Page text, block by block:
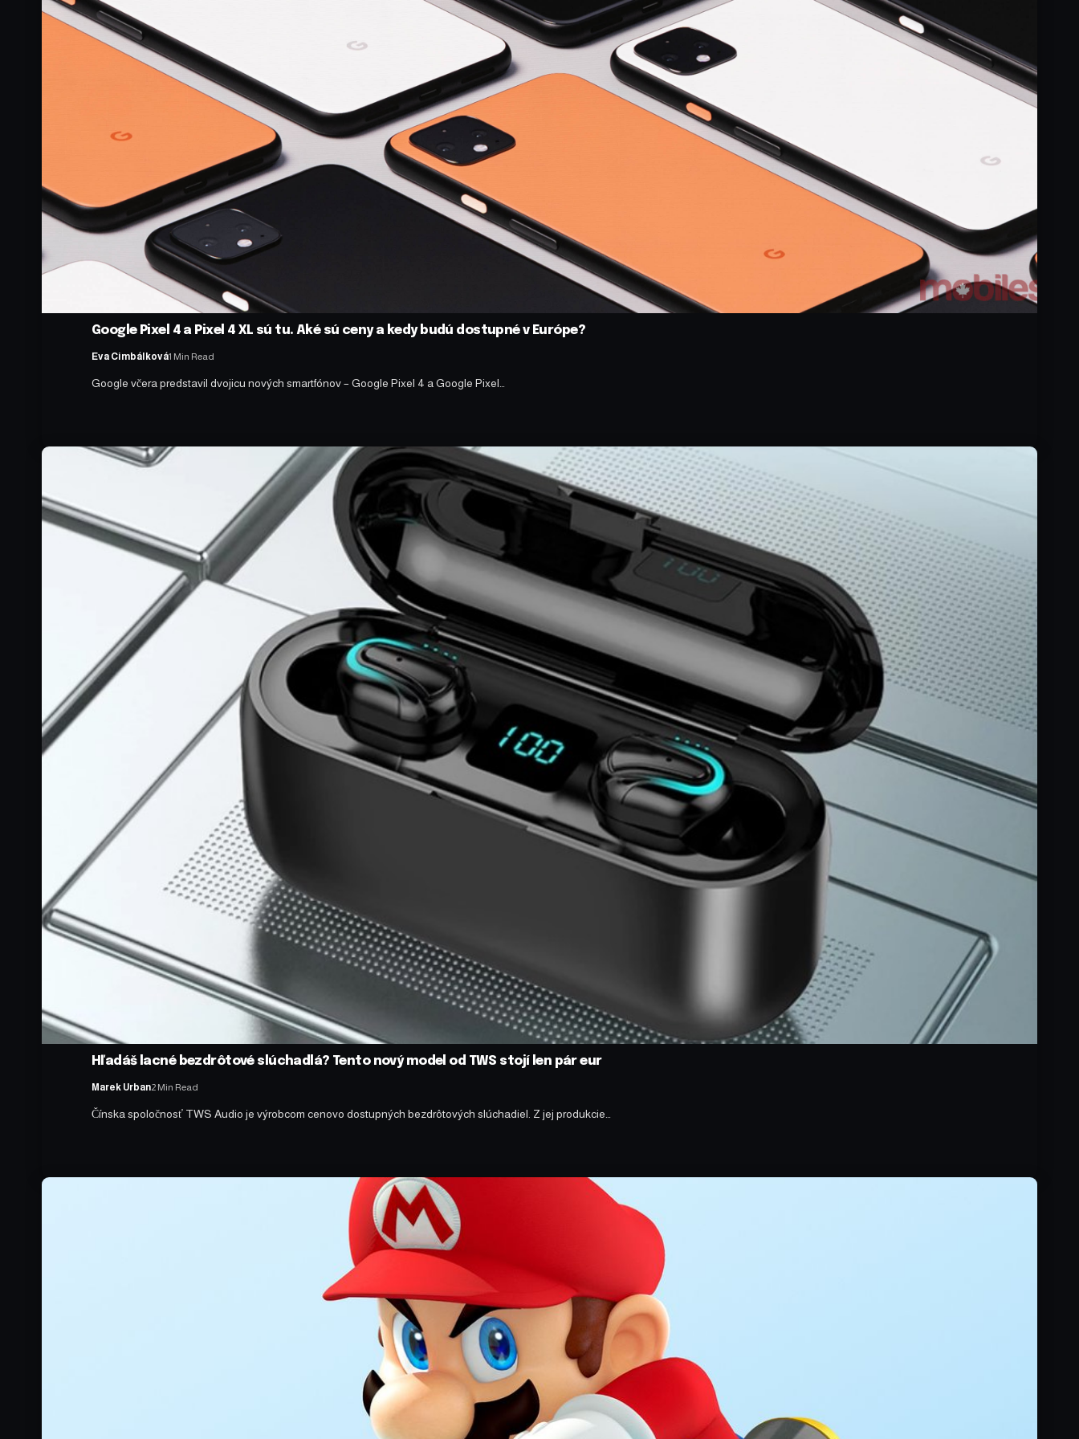
Google Pixel 4 a Pixel 4 XL sú tu. Aké sú ceny a kedy budú dostupné v Európe?
Eva Cimbálková1 Min Read
Google včera predstavil dvojicu nových smartfónov – Google Pixel 4 a Google Pixel…
Hľadáš lacné bezdrôtové slúchadlá? Tento nový model od TWS stojí len pár eur
Marek Urban2 Min Read
Čínska spoločnosť TWS Audio je výrobcom cenovo dostupných bezdrôtových slúchadiel. Z jej produkcie…